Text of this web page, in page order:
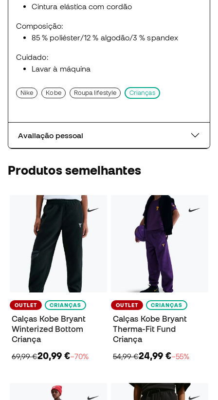
Cintura elástica com cordão
Composição:
85 % poliéster/12 % algodão/3 % spandex
Cuidado:
Lavar à máquina
Nike Kobe Roupa lifestyle Crianças
Avaliação pessoal
Produtos semelhantes
OUTLET CRIANÇAS
Calças Kobe Bryant
Winterized Bottom
Criança
69,99 €20,99 €−70%
OUTLET CRIANÇAS
Calças Kobe Bryant
Therma-Fit Fund
Criança
54,99 €24,99 €−55%